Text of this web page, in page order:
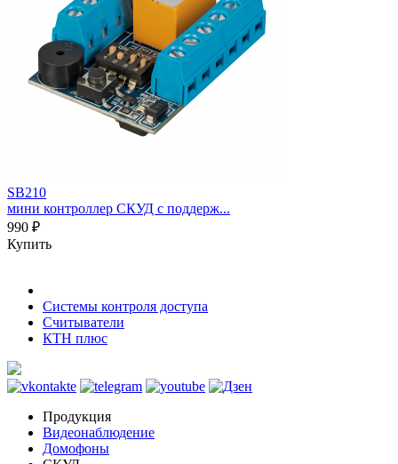
SB210
мини контроллер СКУД с поддерж...
990 ₽
Купить
Системы контроля доступа
Считыватели
КТН плюс
Продукция
Видеонаблюдение
Домофоны